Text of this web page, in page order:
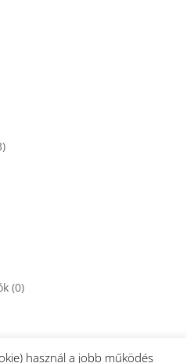
(0)
használ a jobb működés